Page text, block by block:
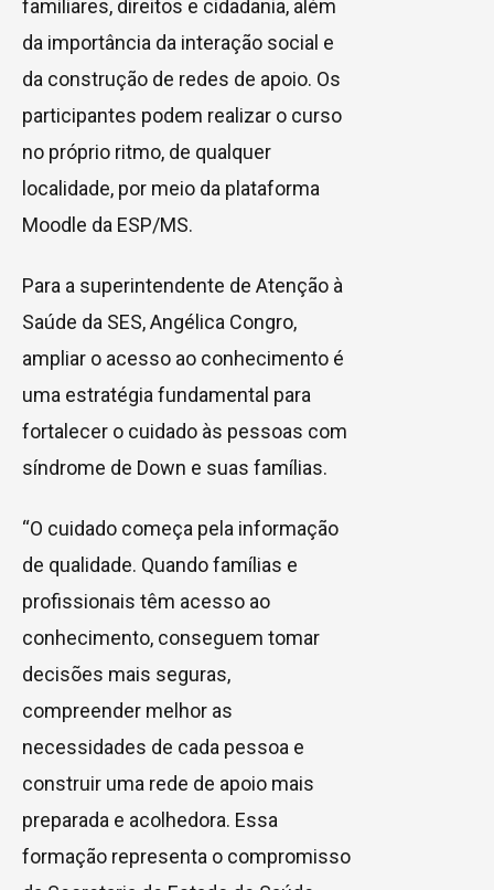
familiares, direitos e cidadania, além
da importância da interação social e
da construção de redes de apoio. Os
participantes podem realizar o curso
no próprio ritmo, de qualquer
localidade, por meio da plataforma
Moodle da ESP/MS.
Para a superintendente de Atenção à
Saúde da SES, Angélica Congro,
ampliar o acesso ao conhecimento é
uma estratégia fundamental para
fortalecer o cuidado às pessoas com
síndrome de Down e suas famílias.
“O cuidado começa pela informação
de qualidade. Quando famílias e
profissionais têm acesso ao
conhecimento, conseguem tomar
decisões mais seguras,
compreender melhor as
necessidades de cada pessoa e
construir uma rede de apoio mais
preparada e acolhedora. Essa
formação representa o compromisso